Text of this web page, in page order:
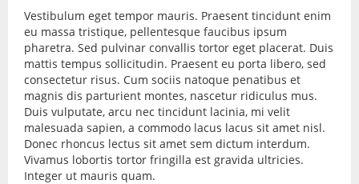
Vestibulum eget tempor mauris. Praesent tincidunt enim
eu massa tristique, pellentesque faucibus ipsum
pharetra. Sed pulvinar convallis tortor eget placerat. Duis
mattis tempus sollicitudin. Praesent eu porta libero, sed
consectetur risus. Cum sociis natoque penatibus et
magnis dis parturient montes, nascetur ridiculus mus.
Duis vulputate, arcu nec tincidunt lacinia, mi velit
malesuada sapien, a commodo lacus lacus sit amet nisl.
Donec rhoncus lectus sit amet sem dictum interdum.
Vivamus lobortis tortor fringilla est gravida ultricies.
Integer ut mauris quam.